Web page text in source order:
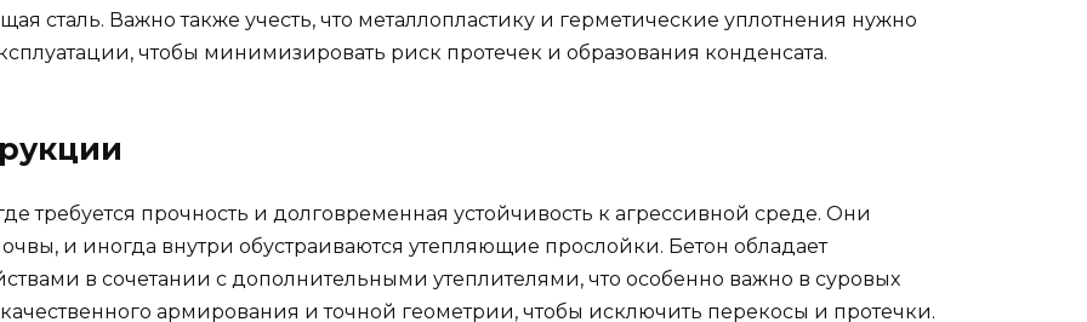
сталь. Важно также учесть, что металлопластику и герметические уплотнения нужно
чтобы минимизировать риск протечек и образования конденсата.
требуется прочность и долговременная устойчивость к агрессивной среде. Они
и иногда внутри обустраиваются утепляющие прослойки. Бетон обладает
в сочетании с дополнительными утеплителями, что особенно важно в суровых
армирования и точной геометрии, чтобы исключить перекосы и протечки.